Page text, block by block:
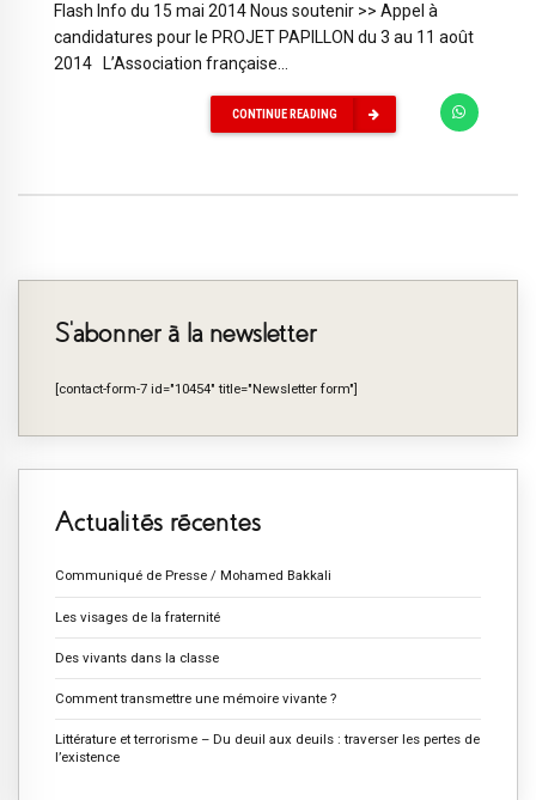
Flash Info du 15 mai 2014 Nous soutenir >> Appel à
candidatures pour le PROJET PAPILLON du 3 au 11 août
2014 L’Association française...
CONTINUE READING
S’abonner à la newsletter
[contact-form-7 id="10454" title="Newsletter form"]
Actualités récentes
Communiqué de Presse / Mohamed Bakkali
Les visages de la fraternité
Des vivants dans la classe
Comment transmettre une mémoire vivante ?
Littérature et terrorisme – Du deuil aux deuils : traverser les pertes de
l’existence